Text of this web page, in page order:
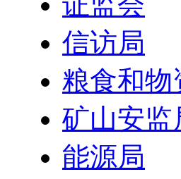
信访局
粮食和物
矿山安监
能源局